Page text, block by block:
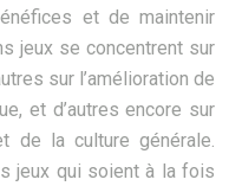
et de maintenir
jeux se concentrent sur
sur l’amélioration de
et d’autres encore sur
de la culture générale.
jeux qui soient à la fois